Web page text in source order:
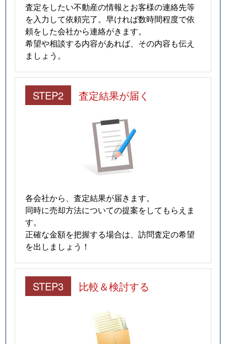
査定をしたい不動産の情報とお客様の連絡先等
を入力して依頼完了。早ければ数時間程度で依
頼をした会社から連絡がきます。
希望や相談する内容があれば、その内容も伝え
ましょう。
STEP2 査定結果が届く
各会社から、査定結果が届きます。
同時に売却方法についての提案をしてもらえま
す。
正確な金額を把握する場合は、訪問査定の希望
を出しましょう！
STEP3 比較＆検討する